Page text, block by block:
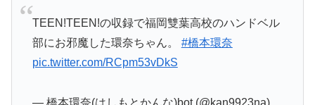
TEEN!TEEN!の収録で福岡雙葉高校のハンドベル
部にお邪魔した環奈ちゃん。 #橋本環奈
pic.twitter.com/RCpm53vDkS
— 橋本環奈(はしもとかんな)bot (@kan9923na)